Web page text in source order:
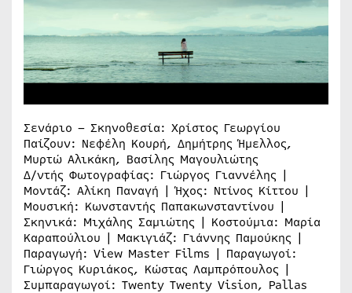
Σενάριο – Σκηνοθεσία: Χρίστος Γεωργίου
Παίζουν: Νεφέλη Κουρή, Δημήτρης Ήμελλος,
Μυρτώ Αλικάκη, Βασίλης Μαγουλιώτης
Δ/ντής Φωτογραφίας: Γιώργος Γιαννέλης |
Μοντάζ: Αλίκη Παναγή | Ήχος: Ντίνος Κίττου |
Μουσική: Κωνσταντής Παπακωνσταντίνου |
Σκηνικά: Μιχάλης Σαμιώτης | Κοστούμια: Μαρία
Καραπούλιου | Μακιγιάζ: Γιάννης Παμούκης |
Παραγωγή: View Master Films | Παραγωγοί:
Γιώργος Κυριάκος, Κώστας Λαμπρόπουλος |
Συμπαραγωγοί: Twenty Twenty Vision, Pallas